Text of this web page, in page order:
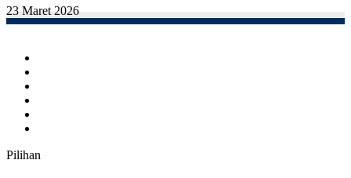
23 Maret 2026
Pilihan